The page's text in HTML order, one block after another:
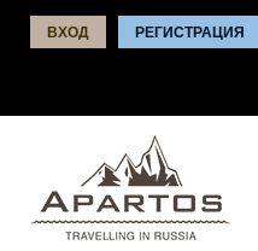
ВХОД РЕГИСТРАЦИЯ